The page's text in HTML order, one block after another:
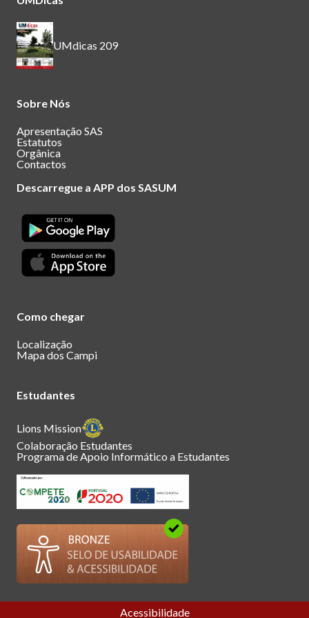
UMdicas 209
Sobre Nós
Apresentação SAS
Estatutos
Orgânica
Contactos
Descarregue a APP dos SASUM
Como chegar
Localização
Mapa dos Campi
Estudantes
Lions Mission
Colaboração Estudantes
Programa de Apoio Informático a Estudantes
Acessibilidade